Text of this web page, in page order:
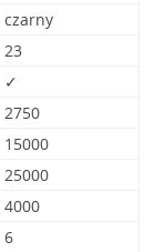
czarny
23
✓
2750
15000
25000
4000
6